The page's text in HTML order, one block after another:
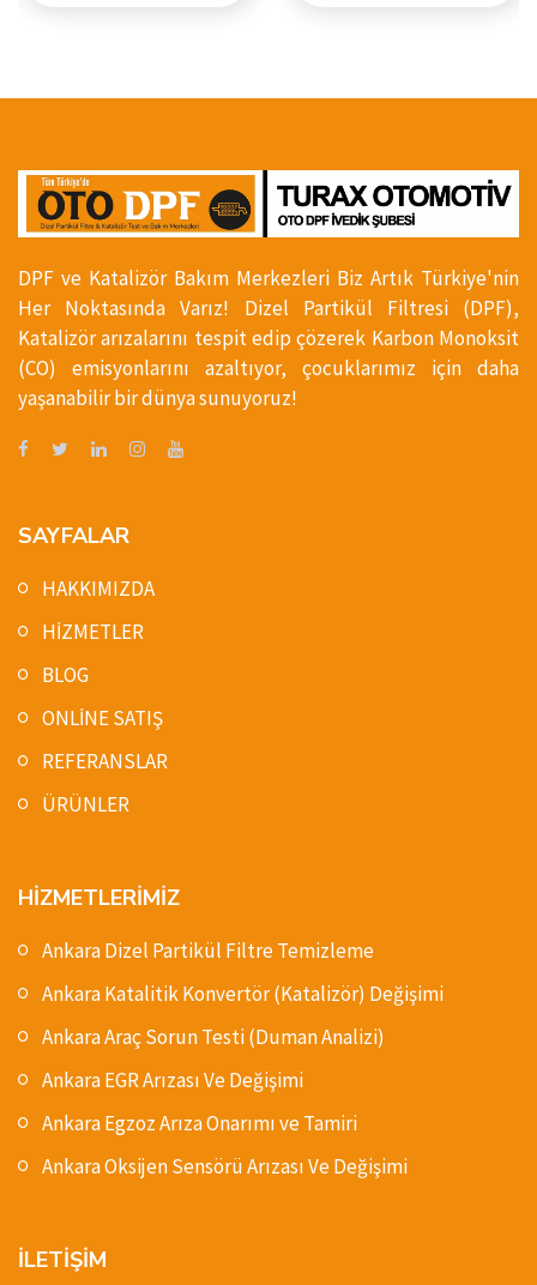
DPF ve Katalizör Bakım Merkezleri Biz Artık Türkiye'nin
Her Noktasında Varız! Dizel Partikül Filtresi (DPF),
Katalizör arızalarını tespit edip çözerek Karbon Monoksit
(CO) emisyonlarını azaltıyor, çocuklarımız için daha
yaşanabilir bir dünya sunuyoruz!
SAYFALAR
HAKKIMIZDA
HİZMETLER
BLOG
ONLİNE SATIŞ
REFERANSLAR
ÜRÜNLER
HİZMETLERİMİZ
Ankara Dizel Partikül Filtre Temizleme
Ankara Katalitik Konvertör (Katalizör) Değişimi
Ankara Araç Sorun Testi (Duman Analizi)
Ankara EGR Arızası Ve Değişimi
Ankara Egzoz Arıza Onarımı ve Tamiri
Ankara Oksijen Sensörü Arızası Ve Değişimi
İLETİŞİM